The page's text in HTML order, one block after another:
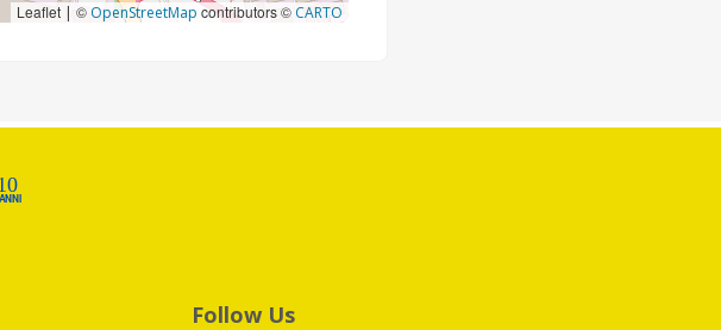
Leaflet | © OpenStreetMap contributors © CARTO
Follow Us